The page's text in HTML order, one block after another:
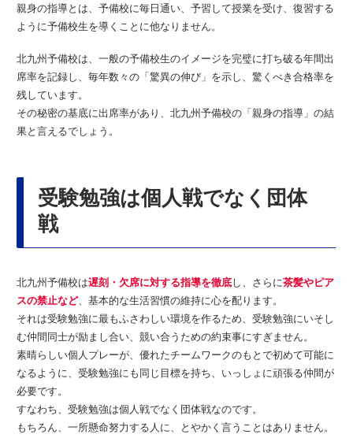
親身の指導とは、予備校に毎日通い、予習して授業を受け、復習する
ように予備校生を導くことに他なりません。
北九州予備校は、一般の予備校生のイメージを完璧に打ち破る年間出
席率を記録し、毎年数々の「驚異の伸び」を示し、驚くべき合格率を
残しています。
その秘密の基底に出席率があり、北九州予備校の「親身の指導」の結
果と言えるでしょう。
受験勉強は個人戦でなく団体
戦
北九州予備校は遅刻・欠席に対する指導を徹底し、さらに茶髪やピア
スの禁止など、基本的な生活習慣の維持に心を配ります。
それは受験勉強に最もふさわしい環境を作るため、受験勉強にいそし
む仲間同士が励まし合い、競い合うための約束事にすぎません。
素晴らしい個人プレーが、優れたチームワークのもとで初めて可能に
なるように、受験勉強にも同じ目標を持ち、いっしょに頑張る仲間が
必要です。
すなわち、受験勉強は個人戦でなく団体戦なのです。
もちろん、一所懸命努力する人に、とやかく言うことはありません。